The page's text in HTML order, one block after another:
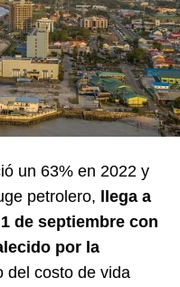
un 63% en 2022 y
petrolero, llega a
de septiembre con
por la
del costo de vida